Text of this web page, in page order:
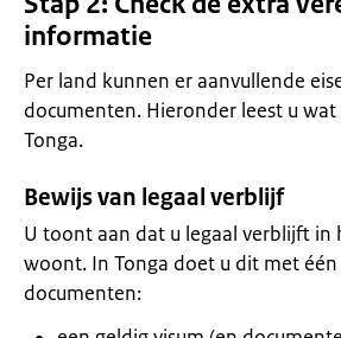
informatie
Per land kunnen er aanvullende
documenten. Hieronder leest u wat
Tonga.
Bewijs van legaal verblijf
U toont aan dat u legaal verblijft in
woont. In Tonga doet u dit met één
documenten: